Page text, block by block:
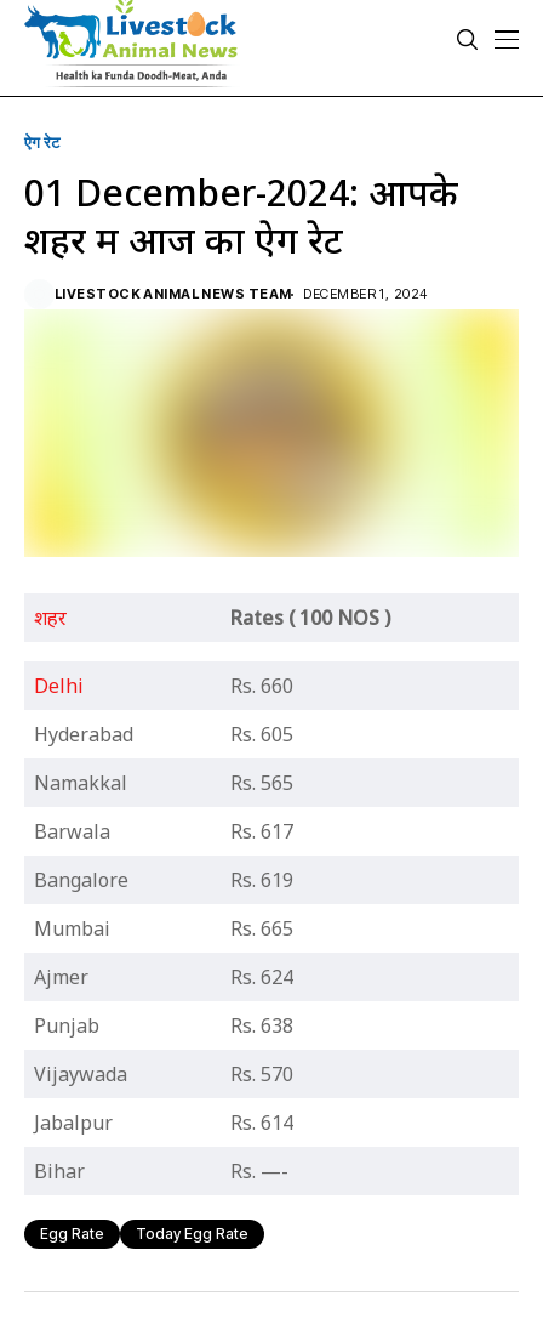
ऐग रेट
01 December-2024: आपके
शहर में आज का ऐग रेट
LIVESTOCK ANIMAL NEWS TEAM DECEMBER 1, 2024
शहर Rates ( 100 NOS )
Delhi
Rs. 660
Hyderabad
Rs. 605
Namakkal
Rs. 565
Barwala
Rs. 617
Bangalore
Rs. 619
Mumbai
Rs. 665
Ajmer
Rs. 624
Punjab
Rs. 638
Vijaywada
Rs. 570
Jabalpur
Rs. 614
Bihar
Rs. —-
Egg Rate Today Egg Rate